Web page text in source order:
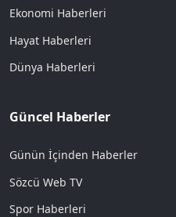
Ekonomi Haberleri
Hayat Haberleri
Dünya Haberleri
Güncel Haberler
Günün İçinden Haberler
Sözcü Web TV
Spor Haberleri